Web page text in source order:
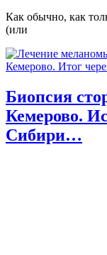
Как обычно, как
(или
Биопсия
Кемерово.
Сибири…